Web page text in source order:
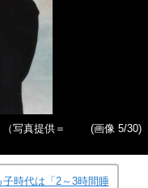
写真提供＝
(画像 5/30)
時代は「2～3時間睡